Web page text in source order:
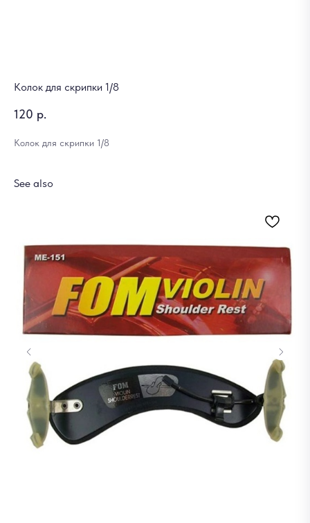
Колок для скрипки 1/8
120 р.
Колок для скрипки 1/8
See also